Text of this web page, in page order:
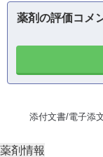
薬剤の評価コメ
添付文書/電子添
薬剤情報